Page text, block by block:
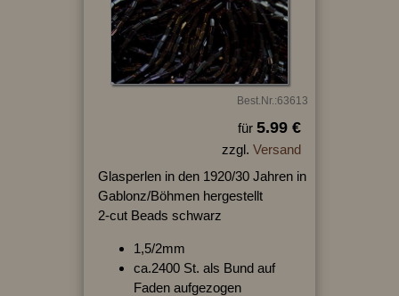
Best.Nr.:63613
für 5.99 €
zzgl. Versand
Glasperlen in den 1920/30 Jahren in
Gablonz/Böhmen hergestellt
2-cut Beads schwarz
1,5/2mm
ca.2400 St. als Bund auf
Faden aufgezogen